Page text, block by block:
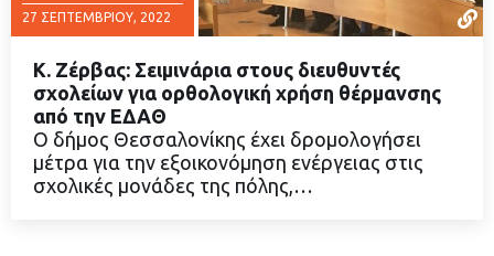
27 ΣΕΠΤΕΜΒΡΊΟΥ, 2022
ΔΙΑΒΑΣΤΕ ΠΕΡΙΣΣΟΤΕΡΑ
Κ. Ζέρβας: Σειμινάρια στους διευθυντές
σχολείων για ορθολογική χρήση θέρμανσης
από την ΕΔΑΘ
Ο δήμος Θεσσαλονίκης έχει δρομολογήσει
μέτρα για την εξοικονόμηση ενέργειας στις
σχολικές μονάδες της πόλης,…